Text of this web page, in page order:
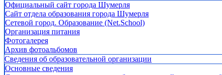
Официальный сайт города Шумерля
Сайт отдела образования города Шумерля
Сетевой город. Образование (Net.School)
Организация питания
Фотогалерея
Архив фотоальбомов
Сведения об образовательной организации
Основные сведения